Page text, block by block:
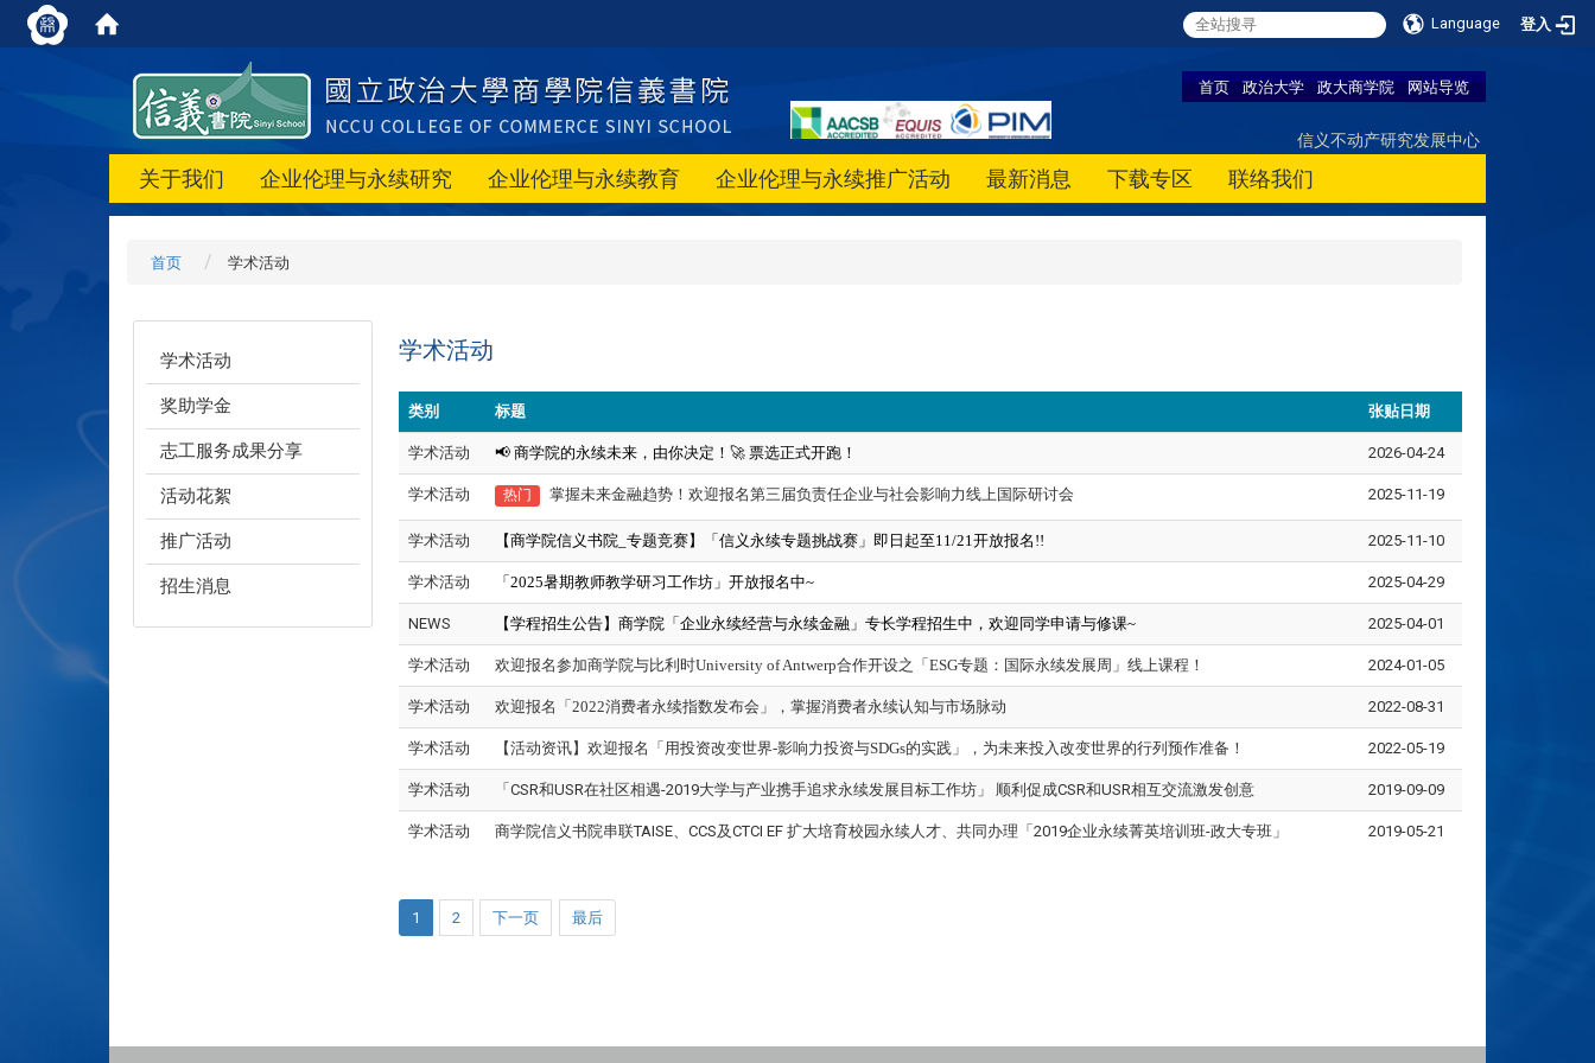
Language 登入
首页 政治大学 政大商学院 网站导览
信义不动产研究发展中心
关于我们 企业伦理与永续研究 企业伦理与永续教育 企业伦理与永续推广活动 最新消息 下载专区 联络我们
首页 学术活动
学术活动
奖助学金
志工服务成果分享
活动花絮
推广活动
招生消息
学术活动
类别 标题 张贴日期
学术活动 📢 商学院的永续未来，由你决定！🚀 票选正式开跑！ 2026-04-24
学术活动 热门 掌握未来金融趋势！欢迎报名第三届负责任企业与社会影响力线上国际研讨会 2025-11-19
学术活动 【商学院信义书院_专题竞赛】「信义永续专题挑战赛」即日起至11/21开放报名!! 2025-11-10
学术活动 「2025暑期教师教学研习工作坊」开放报名中~ 2025-04-29
NEWS 【学程招生公告】商学院「企业永续经营与永续金融」专长学程招生中，欢迎同学申请与修课~ 2025-04-01
学术活动 欢迎报名参加商学院与比利时University of Antwerp合作开设之「ESG专题：国际永续发展周」线上课程！ 2024-01-05
学术活动 欢迎报名「2022消费者永续指数发布会」，掌握消费者永续认知与市场脉动 2022-08-31
学术活动 【活动资讯】欢迎报名「用投资改变世界-影响力投资与SDGs的实践」，为未来投入改变世界的行列预作准备！ 2022-05-19
学术活动 「CSR和USR在社区相遇-2019大学与产业携手追求永续发展目标工作坊」 顺利促成CSR和USR相互交流激发创意 2019-09-09
学术活动 商学院信义书院串联TAISE、CCS及CTCI EF 扩大培育校园永续人才、共同办理「2019企业永续菁英培训班-政大专班」 2019-05-21
1 2 下一页 最后